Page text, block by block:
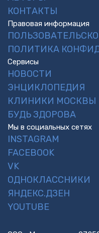
КОНТАКТЫ
Правовая информация
ПОЛИТИКА
Сервисы
НОВОСТИ
ЭНЦИКЛОПЕДИЯ
КЛИНИКИ МОСКВЫ
БУДЬ ЗДОРОВА
Мы в социальных сетях
INSTAGRAM
FACEBOOK
VK
ОДНОКЛАССНИКИ
ЯНДЕКС.ДЗЕН
YOUTUBE